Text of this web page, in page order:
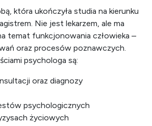
która ukończyła studia na kierunku
Nie jest lekarzem, ale ma
temat funkcjonowania człowieka –
oraz procesów poznawczych.
psychologa są:
oraz diagnozy
psychologicznych
życiowych